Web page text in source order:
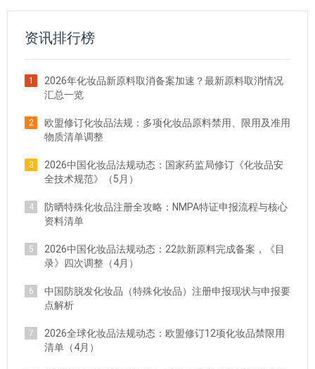
资讯排行榜
1
2026年化妆品新原料取消备案加速？最新原料取消情况
汇总一览
2
欧盟修订化妆品法规：多项化妆品原料禁用、限用及准用
物质清单调整
3
2026中国化妆品法规动态：国家药监局修订《化妆品安
全技术规范》（5月）
4
防晒特殊化妆品注册全攻略：NMPA特证申报流程与核心
资料清单
5
2026中国化妆品法规动态：22款新原料完成备案，《目
录》四次调整（4月）
6
中国防脱发化妆品（特殊化妆品）注册申报现状与申报要
点解析
7
2026全球化妆品法规动态：欧盟修订12项化妆品禁限用
清单（4月）